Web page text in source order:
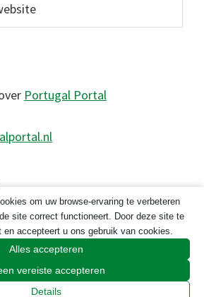
Portugal Portal
Portugal Portal 2023
om uw browse-ervaring te verbeteren
site correct functioneert. Door deze site te
en accepteert u ons gebruik van cookies.
Alles accepteren
vereiste accepteren
Details